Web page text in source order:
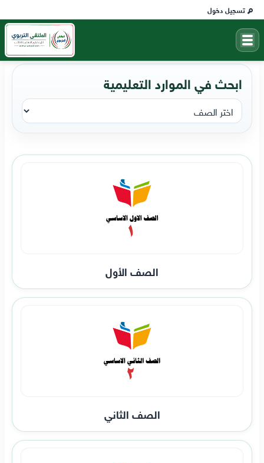
تسجيل دخول
ابحث في الموارد التعليمية
الصف الأول
الصف الثاني